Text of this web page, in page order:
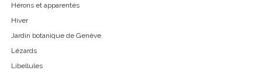
Hérons et apparentés
Hiver
Jardin botanique de Genève
Lézards
Libellules